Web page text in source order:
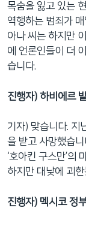
목숨을 잃고 있는
역행하는 범죄가
아나 씨는 하지만
에 언론인들이 더
습니다.
진행자) 하비에르
기자) 맞습니다. 지
을 받고 사망했습
‘호아킨 구스만’의
하지만 대낮에 괴
진행자) 멕시코 정